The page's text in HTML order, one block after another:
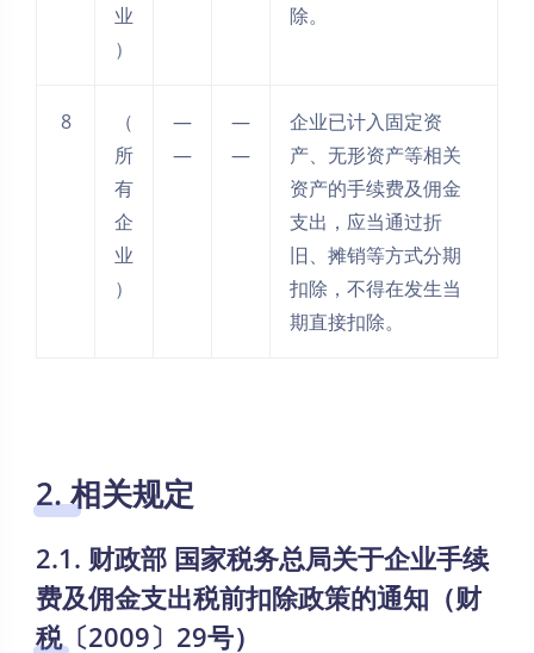
业
）
除。
8
（
所
有
企
业
）
—
—
—
—
企业已计入固定资
产、无形资产等相关
资产的手续费及佣金
支出，应当通过折
旧、摊销等方式分期
扣除，不得在发生当
期直接扣除。
2. 相关规定
2.1. 财政部 国家税务总局关于企业手续
费及佣金支出税前扣除政策的通知（财
税〔2009〕29号）